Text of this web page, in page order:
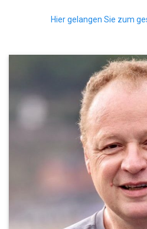
Hier gelangen Sie zum